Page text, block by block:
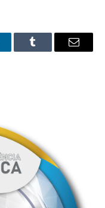
Tumblr Email